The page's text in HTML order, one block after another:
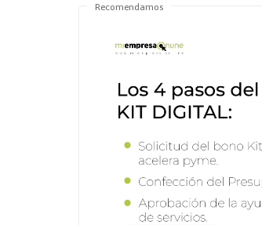
Recomendamos